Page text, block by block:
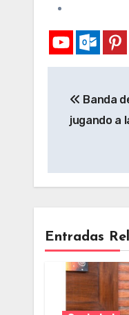
Banda
jugando a
Entradas